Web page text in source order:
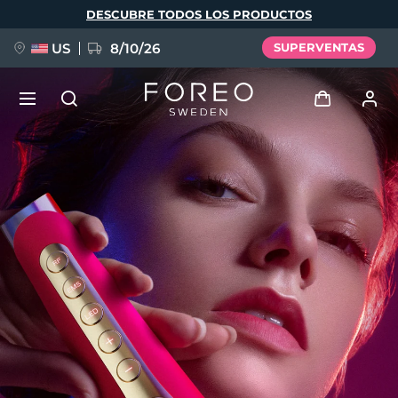
DESCUBRE TODOS LOS PRODUCTOS
US 8/10/26 SUPERVENTAS
Iniciar sesión
Perfil de usuario
Mis dispositivos
Mis pedidos
Mis direcciones
Mis suscripciones
NUEVO
FAQ™ Pure Beauty-Tech Elixir
BREAKING NEWS
issa™ Teeth Whitening Set
Idioma
English Deutsch
Español
Français
Italiano
Português
Polski
Svenska
Русский
Türkçe
简体中文 繁體中文